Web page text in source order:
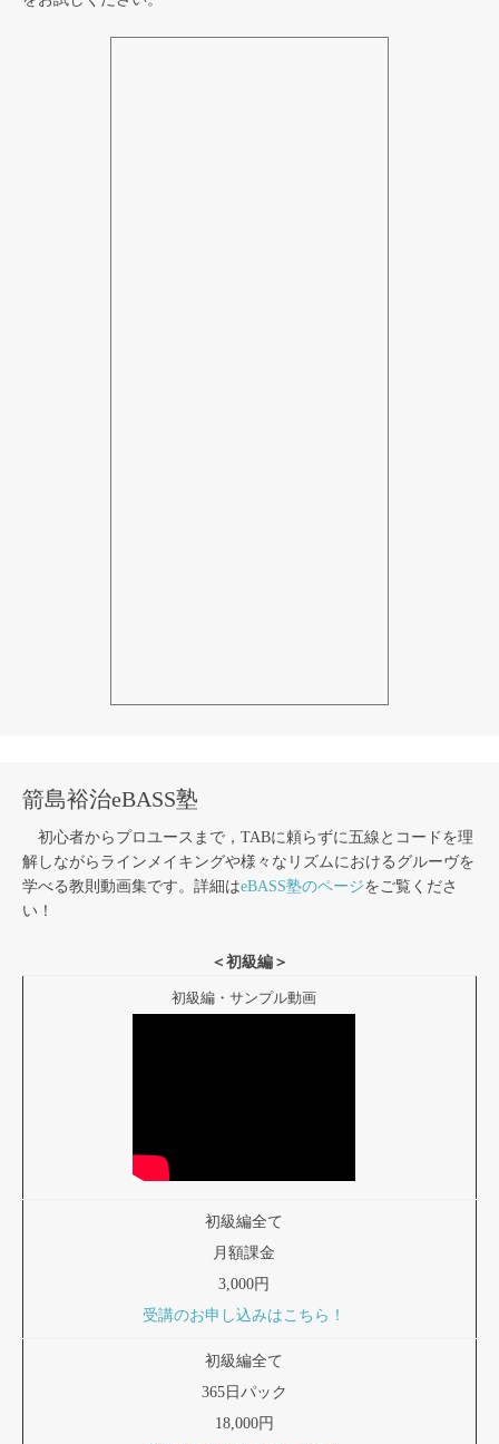
箭島裕治eBASS塾
初心者からプロユースまで，TABに頼らずに五線とコードを理
解しながらラインメイキングや様々なリズムにおけるグルーヴを
学べる教則動画集です。詳細はeBASS塾のページをご覧くださ
い！
＜初級編＞
初級編・サンプル動画
初級編全て
月額課金
3,000円
受講のお申し込みはこちら！
初級編全て
365日パック
18,000円